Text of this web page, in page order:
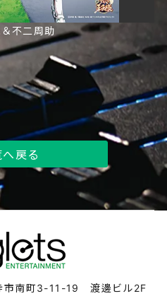
不二周助
戻る
市南町3-11-19 渡邊ビル2F